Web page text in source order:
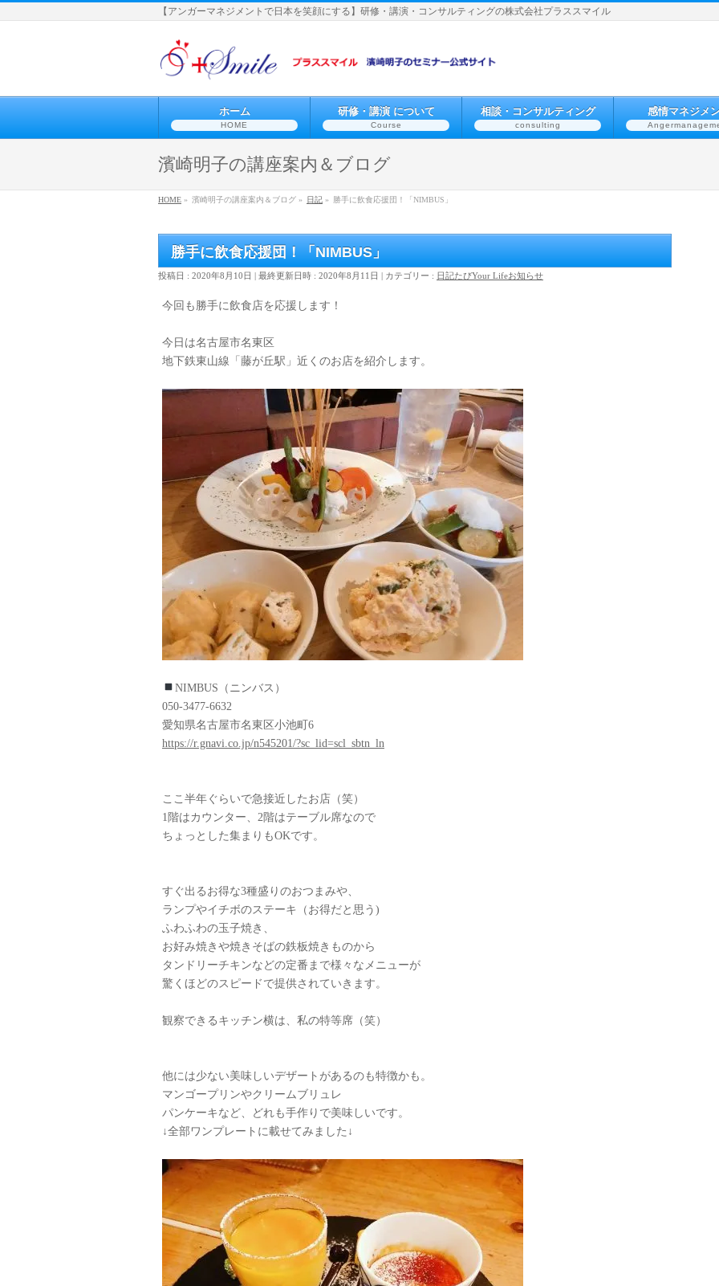
【アンガーマネジメントで日本を笑顔にする】研修・講演・コンサルティングの株式会社プラススマイル
ホーム
HOME
研修・講演 について
Course
相談・コンサルティング
consulting
感情マネジメ
濱崎明子の講座案内＆ブログ
HOME » 濱崎明子の講座案内＆ブログ » 日記 » 勝手に飲食応援団！「NIMBUS」
勝手に飲食応援団！「NIMBUS」
投稿日 : 2020年8月10日 最終更新日時 : 2020年8月11日 カテゴリー : 日記たびYour Lifeお知らせ
今回も勝手に飲食店を応援します！
今日は名古屋市名東区
地下鉄東山線「藤が丘駅」近くのお店を紹介します。
NIMBUS（ニンバス）
050-3477-6632
愛知県名古屋市名東区小池町6
https://r.gnavi.co.jp/n545201/?sc_lid=scl_sbtn_ln
ここ半年ぐらいで急接近したお店（笑）
1階はカウンター、2階はテーブル席なので
ちょっとした集まりもOKです。
すぐ出るお得な3種盛りのおつまみや、
ランプやイチボのステーキ（お得だと思う)
ふわふわの玉子焼き、
お好み焼きや焼きそばの鉄板焼きものから
タンドリーチキンなどの定番まで様々なメニューが
驚くほどのスピードで提供されていきます。
観察できるキッチン横は、私の特等席（笑）
他には少ない美味しいデザートがあるのも特徴かも。
マンゴープリンやクリームブリュレ
パンケーキなど、どれも手作りで美味しいです。
↓全部ワンプレートに載せてみました↓